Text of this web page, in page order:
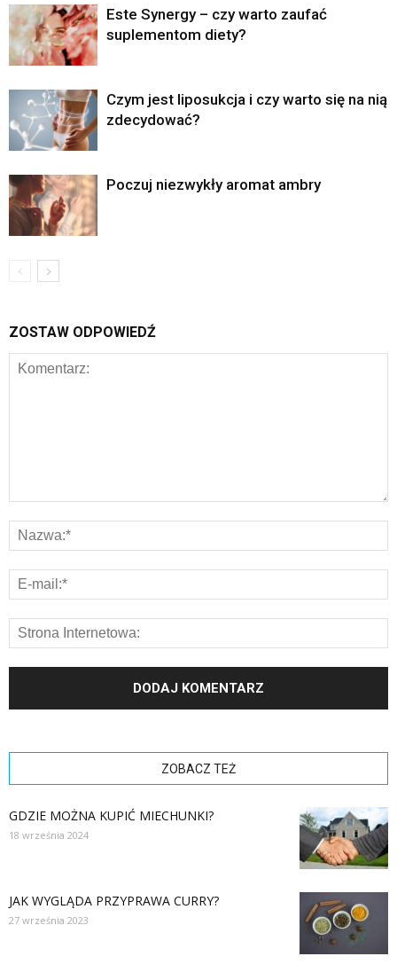
Este Synergy – czy warto zaufać
suplementom diety?
Czym jest liposukcja i czy warto się na nią
zdecydować?
Poczuj niezwykły aromat ambry
ZOSTAW ODPOWIEDŹ
ZOBACZ TEŻ
GDZIE MOŻNA KUPIĆ MIECHUNKI?
18 września 2024
JAK WYGLĄDA PRZYPRAWA CURRY?
27 września 2023